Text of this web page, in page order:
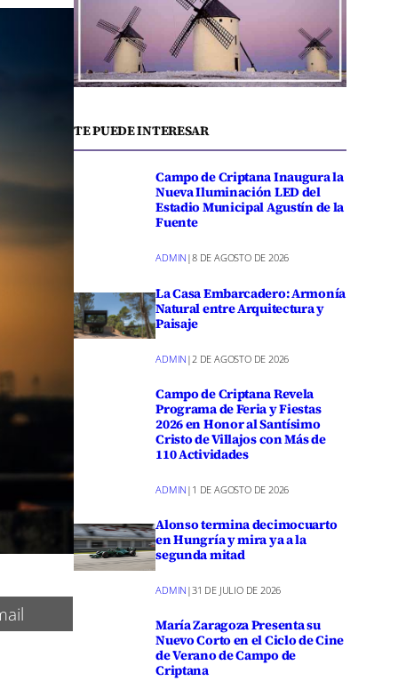
TE PUEDE INTERESAR
Campo de Criptana Inaugura la
Nueva Iluminación LED del
Estadio Municipal Agustín de la
Fuente
ADMIN |8 DE AGOSTO DE 2026
La Casa Embarcadero: Armonía
Natural entre Arquitectura y
Paisaje
ADMIN | 2 DE AGOSTO DE 2026
Campo de Criptana Revela
Programa de Feria y Fiestas
2026 en Honor al Santísimo
Cristo de Villajos con Más de
110 Actividades
ADMIN | 1 DE AGOSTO DE 2026
Alonso termina decimocuarto
en Hungría y mira ya a la
segunda mitad
ADMIN |31 DE JULIO DE 2026
María Zaragoza Presenta su
Nuevo Corto en el Ciclo de Cine
de Verano de Campo de
Criptana